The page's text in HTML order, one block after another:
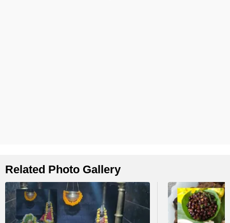
Related Photo Gallery